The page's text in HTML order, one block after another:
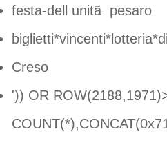
festa-dell unitã pesaro
Creso
')) OR